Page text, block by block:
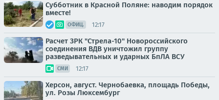
Субботник в Красной Поляне: наводим порядок
вместе!
ОФИЦ. 12:17
Расчет ЗРК "Стрела-10" Новороссийского
соединения ВДВ уничтожил группу
разведывательных и ударных БпЛА ВСУ
СМИ 12:17
Херсон, август. Чернобаевка, площадь Победы,
ул. Розы Люксембург